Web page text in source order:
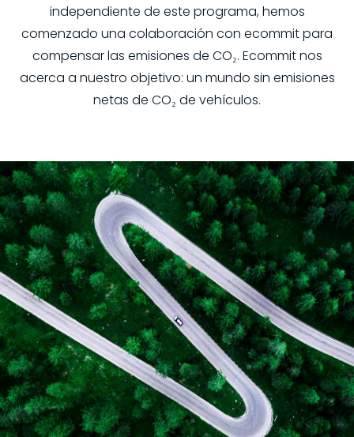
independiente de este programa, hemos
comenzado una colaboración con ecommit para
compensar las emisiones de CO₂. Ecommit nos
acerca a nuestro objetivo: un mundo sin emisiones
netas de CO₂ de vehículos.